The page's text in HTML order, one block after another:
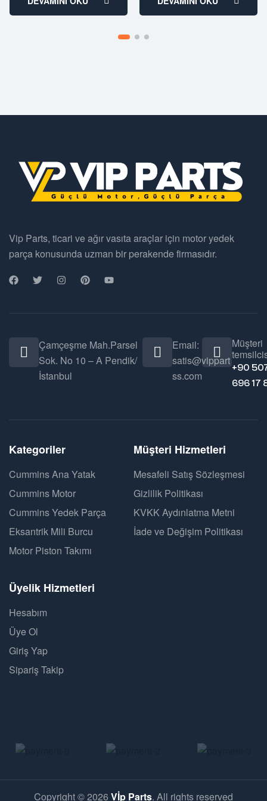
Vip Parts, ticari ve ağır vasıta araçlar için motor yedek
parça konusunda uzman bir perakende firmasıdır.
Çamçeşme Mah.Parsel
Sok. No 10 – A Pendik/
İstanbul
Email:
satis@vippart
ss.com
Müşteri
+90
696 17
Kategoriler
Cummins Ana Yatak
Cummins Motor
Cummins Yedek Parça
Eksantrik Mili Burcu
Motor Piston Takımı
Müşteri Hizmetleri
Mesafeli Satış Sözleşmesi
Gizlilik Politikası
KVKK Aydınlatma Metni
İade ve Değişim Politikası
Üyelik Hizmetleri
Hesabım
Üye Ol
Giriş Yap
Sipariş Takip
Copyright © 2026 Vİp Parts. All rights reserved